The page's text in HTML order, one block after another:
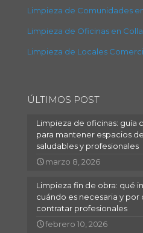
Limpieza de Comunidades
Limpieza de Oficinas en
Limpieza de Locales
ÚLTIMOS POST
Limpieza de oficinas: guía
para mantener espacios
saludables y profesionales
marzo 8, 2026
Limpieza fin de obra: qué
cuándo es necesaria y por
contratar profesionales
febrero 10, 2026